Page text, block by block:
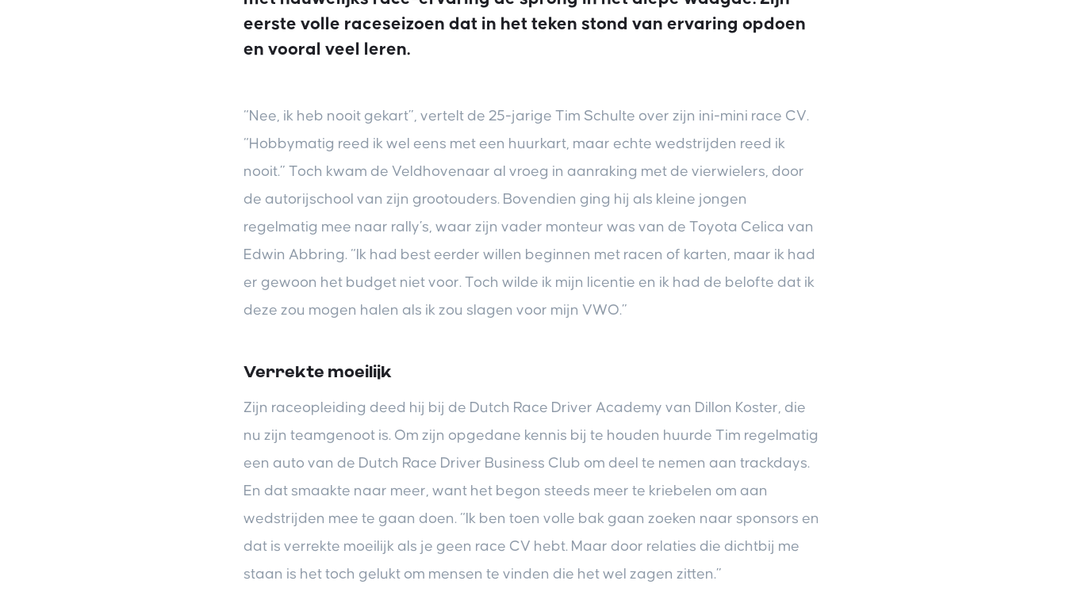
eerste volle raceseizoen dat in het teken stond van ervaring opdoen
en vooral veel leren.
“Nee, ik heb nooit gekart”, vertelt de 25-jarige Tim Schulte over zijn ini-mini race CV.
“Hobbymatig reed ik wel eens met een huurkart, maar echte wedstrijden reed ik
nooit.” Toch kwam de Veldhovenaar al vroeg in aanraking met de vierwielers, door
de autorijschool van zijn grootouders. Bovendien ging hij als kleine jongen
regelmatig mee naar rally’s, waar zijn vader monteur was van de Toyota Celica van
Edwin Abbring. “Ik had best eerder willen beginnen met racen of karten, maar ik had
er gewoon het budget niet voor. Toch wilde ik mijn licentie en ik had de belofte dat ik
deze zou mogen halen als ik zou slagen voor mijn VWO.”
Verrekte moeilijk
Zijn raceopleiding deed hij bij de Dutch Race Driver Academy van Dillon Koster, die
nu zijn teamgenoot is. Om zijn opgedane kennis bij te houden huurde Tim regelmatig
een auto van de Dutch Race Driver Business Club om deel te nemen aan trackdays.
En dat smaakte naar meer, want het begon steeds meer te kriebelen om aan
wedstrijden mee te gaan doen. “Ik ben toen volle bak gaan zoeken naar sponsors en
dat is verrekte moeilijk als je geen race CV hebt. Maar door relaties die dichtbij me
staan is het toch gelukt om mensen te vinden die het wel zagen zitten.”